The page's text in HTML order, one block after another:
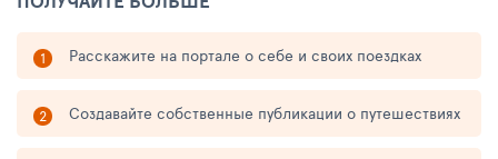
Расскажите на портале о себе и своих поездках
Создавайте собственные публикации о путешествиях